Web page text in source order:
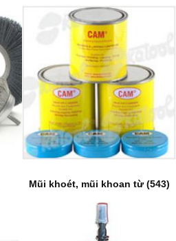
Mũi khoét, mũi khoan từ (543)